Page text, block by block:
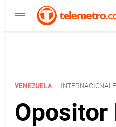
VENEZUELA
Opositor